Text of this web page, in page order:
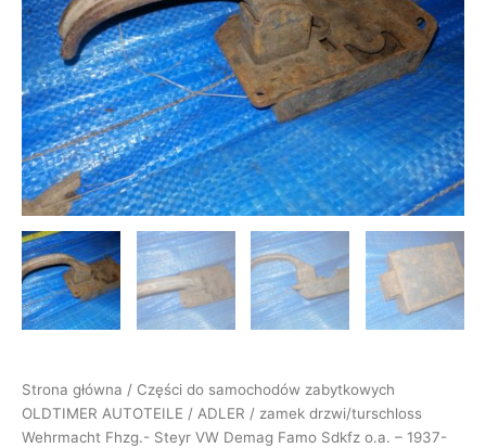
Strona główna / Części do samochodów zabytkowych
OLDTIMER AUTOTEILE / ADLER / zamek drzwi/turschloss
Wehrmacht Fhzg.- Steyr VW Demag Famo Sdkfz o.a. – 1937-
VW
Demag
Famo
Sdkfz
o.a.
-
1937-
45